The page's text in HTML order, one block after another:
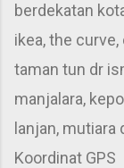
berdekatan
ikea, the curve,
taman tun dr
manjalara,
lanjan, mutiara
Koordinat GPS